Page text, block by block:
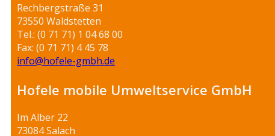
Rechbergstraße 31
73550 Waldstetten
Tel.: (0 71 71) 1 04 68 00
Fax: (0 71 71) 4 45 78
info@hofele-gmbh.de
Hofele mobile Umweltservice GmbH
Im Alber 22
73084 Salach